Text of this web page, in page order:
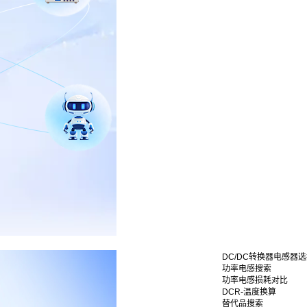
DC/DC转换器电感器
功率电感搜索
功率电感损耗对比
DCR-温度换算
替代品搜索